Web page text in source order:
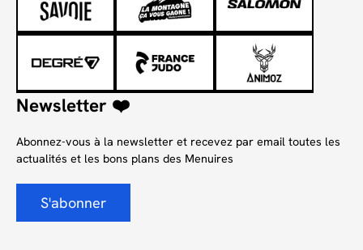
Newsletter ❤️
Abonnez-vous à la newsletter et recevez par email toutes les
actualités et les bons plans des Menuires
S'abonner